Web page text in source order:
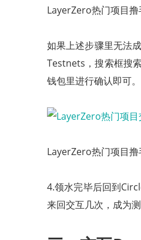
LayerZero热门项目
如果上述步骤里无法
Testnets，搜索框搜
钱包里进行确认即可。
LayerZero热门项目
4.领水完毕后回到
来回交互几次，成为